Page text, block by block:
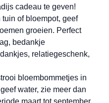
cadeau te geven!
of bloempot, geef
groeien. Perfect
bedankje
relatiegeschenk,
bloembommetjes in
water, zie meer dan